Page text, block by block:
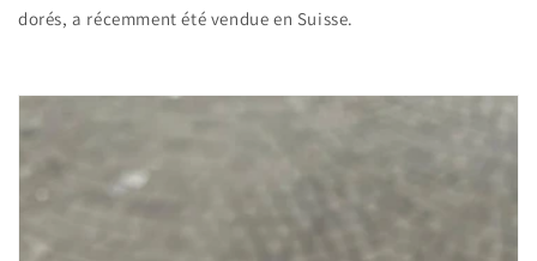
dorés, a récemment été vendue en Suisse.